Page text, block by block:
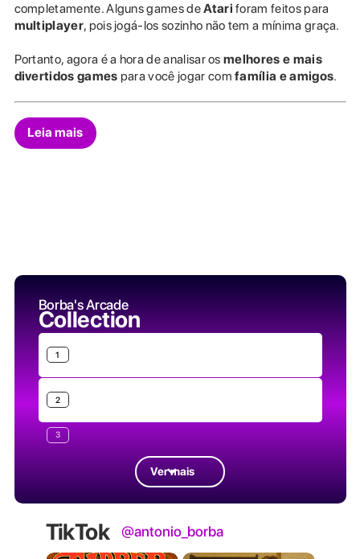
completamente. Alguns games deAtari foram feitos para
multiplayer, pois jogá-los sozinho não tem a mínima graça.
Portanto, agora é a hora de analisar osmelhores e mais
divertidos games para você jogar comfamília e amigos.
Leia mais
Borba's Arcade
Collection
1
2
3
Ver mais
TikTok @antonio_borba